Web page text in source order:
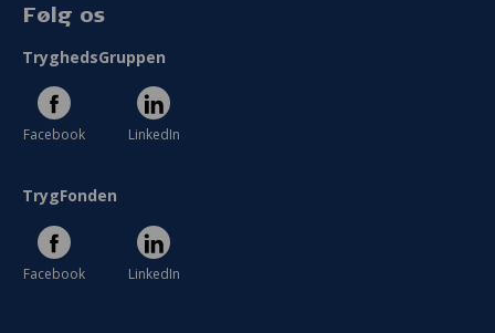
Følg os
TryghedsGruppen
Facebook LinkedIn
TrygFonden
Facebook LinkedIn